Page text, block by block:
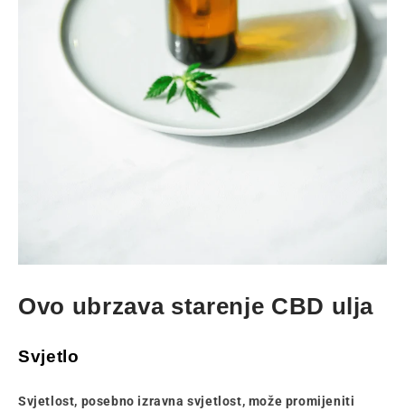
Ovo ubrzava starenje CBD ulja
Svjetlo
Svjetlost, posebno izravna svjetlost, može promijeniti